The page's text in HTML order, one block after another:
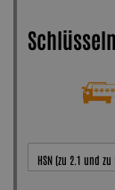
HSN (zu 2.1 und zu